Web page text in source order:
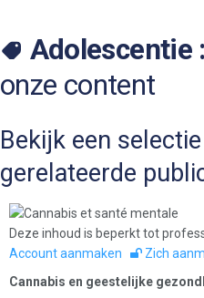
Adolescentie :
onze content
Bekijk een
gerelateerde
Deze inhoud is beperkt tot
Account aanmaken
Zich
Cannabis en geestelijke